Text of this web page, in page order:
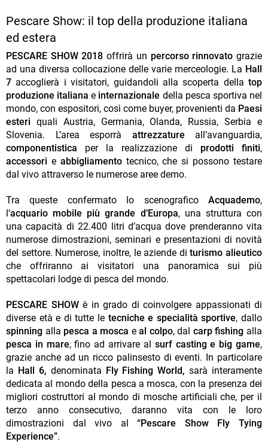
Pescare Show: il top della produzione italiana
ed estera
PESCARE SHOW 2018 offrirà un percorso rinnovato grazie
ad una diversa collocazione delle varie merceologie. La Hall
7 accoglierà i visitatori, guidandoli alla scoperta della top
produzione italiana e internazionale della pesca sportiva nel
mondo, con espositori, così come buyer, provenienti da Paesi
esteri quali Austria, Germania, Olanda, Russia, Serbia e
Slovenia. L’area esporrà attrezzature all’avanguardia,
componentistica per la realizzazione di prodotti finiti,
accessori e abbigliamentotecnico, che si possono testare
dal vivo attraverso le numerose aree demo.
Tra queste confermato lo scenografico Acquademo,
l’acquario mobile più grande d’Europa, una struttura con
una capacità di 22.400 litri d’acqua dove prenderanno vita
numerose dimostrazioni, seminari e presentazioni di novità
del settore. Numerose, inoltre, le aziende diturismo alieutico
che offriranno ai visitatori una panoramica sui più
spettacolari lodge di pesca del mondo.
PESCARE SHOWè in grado di coinvolgere appassionati di
diverse età e di tutte le tecniche e specialità sportive, dallo
spinning alla pesca a mosca eal colpo, dal carp fishing alla
pesca in mare, fino ad arrivare al surf casting e big game,
grazie anche ad un ricco palinsesto di eventi. In particolare
la Hall 6, denominata Fly Fishing World,sarà interamente
dedicata al mondo della pesca a mosca, con la presenza dei
migliori costruttori al mondo di mosche artificiali che, per il
terzo anno consecutivo, daranno vita con le loro
dimostrazioni dal vivo al“Pescare Show Fly Tying
Experience”.